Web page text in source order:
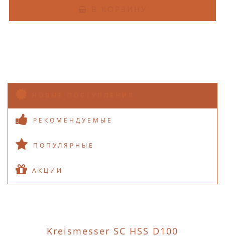
РЕКОМЕНДУЕМЫЕ
ПОПУЛЯРНЫЕ
АКЦИИ
Kreismesser SC HSS D100